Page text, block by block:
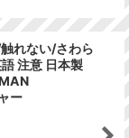
れない/さわら
注意 日本製
ー